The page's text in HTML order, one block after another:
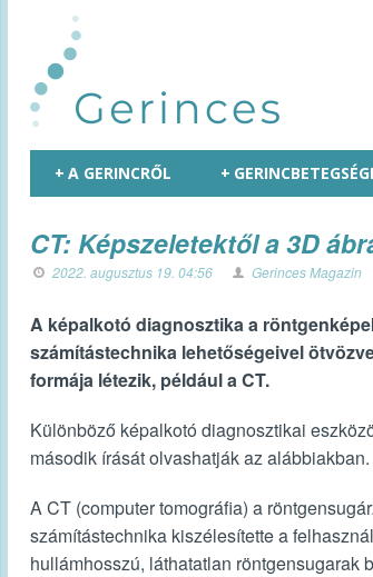
A GERINCRŐL
+ +
CT: Képszeletektől a 3D
2022. augusztus 19. 04:56 Gerinces Magazin
A képalkotó diagnosztika a
számítástechnika lehetőségeivel
formája létezik, például a CT.
Különböző képalkotó diagnosztikai
második írását olvashatják az
A CT (computer tomográfia) a
számítástechnika kiszélesítette a
hullámhosszú, láthatatlan röntgensugarak